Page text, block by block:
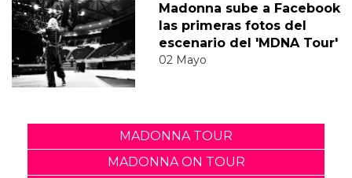
Madonna sube a Facebook
las primeras fotos del
escenario del 'MDNA Tour'
02 Mayo
MADONNA TOUR
MADONNA ON TOUR